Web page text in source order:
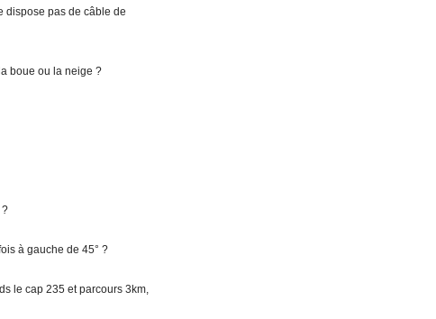
dispose pas de câble de
boue ou la neige ?
à gauche de 45° ?
le cap 235 et parcours 3km,